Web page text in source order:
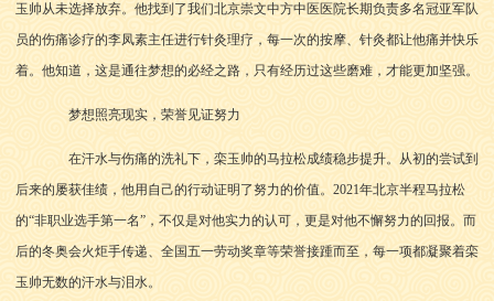
玉帅从未选择放弃。他找到了我们北京崇文中方中医医院长期负责多名冠亚军队
员的伤痛诊疗的李凤素主任进行针灸理疗，每一次的按摩、针灸都让他痛并快乐
着。他知道，这是通往梦想的必经之路，只有经历过这些磨难，才能更加坚强。
梦想照亮现实，荣誉见证努力
在汗水与伤痛的洗礼下，栾玉帅的马拉松成绩稳步提升。从初的尝试到
后来的屡获佳绩，他用自己的行动证明了努力的价值。2021年北京半程马拉松
的“非职业选手第一名”，不仅是对他实力的认可，更是对他不懈努力的回报。而
后的冬奥会火炬手传递、全国五一劳动奖章等荣誉接踵而至，每一项都凝聚着栾
玉帅无数的汗水与泪水。